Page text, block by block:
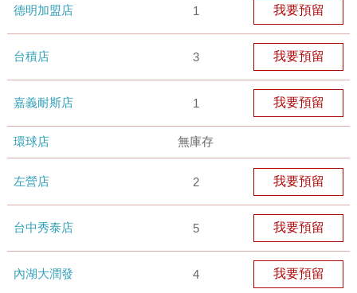
德明加盟店 1 我要預留
台積店 3 我要預留
嘉義耐斯店 1 我要預留
環球店 無庫存
左營店 2 我要預留
台中秀泰店 5 我要預留
內湖大潤發 4 我要預留